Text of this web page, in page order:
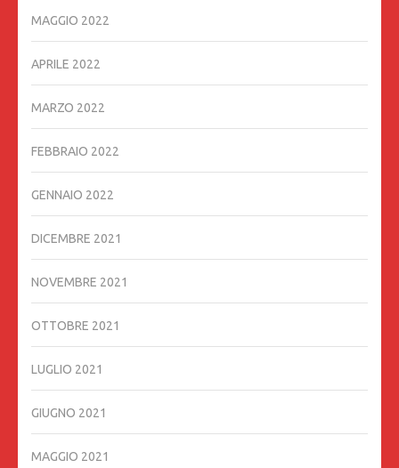
MAGGIO 2022
APRILE 2022
MARZO 2022
FEBBRAIO 2022
GENNAIO 2022
DICEMBRE 2021
NOVEMBRE 2021
OTTOBRE 2021
LUGLIO 2021
GIUGNO 2021
MAGGIO 2021